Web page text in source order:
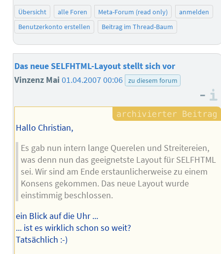
Übersicht alle Foren Meta-Forum (read only)
anmelden
Benutzerkonto erstellen
Beitrag im Thread-Baum
Das neue SELFHTML-Layout stellt sich vor
Vinzenz Mai01.04.2007 00:06 zu diesem forum
–
Hallo Christian,
Es gab nun intern lange Querelen und Streitereien,
was denn nun das geeignetste Layout für SELFHTML
sei. Wir sind am Ende erstaunlicherweise zu einem
Konsens gekommen. Das neue Layout wurde
einstimmig beschlossen.
ein Blick auf die Uhr ...
... ist es wirklich schon so weit?
Tatsächlich :-)